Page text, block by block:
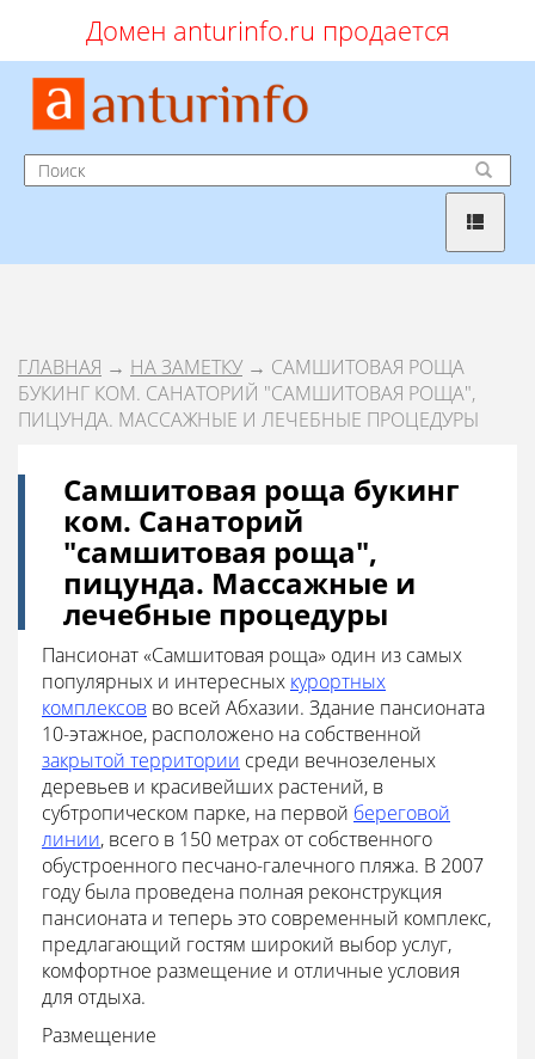
Домен anturinfo.ru продается
ГЛАВНАЯ → НА ЗАМЕТКУ → САМШИТОВАЯ РОЩА
БУКИНГ КОМ. САНАТОРИЙ "САМШИТОВАЯ РОЩА",
ПИЦУНДА. МАССАЖНЫЕ И ЛЕЧЕБНЫЕ ПРОЦЕДУРЫ
Самшитовая роща букинг
ком. Санаторий
"самшитовая роща",
пицунда. Массажные и
лечебные процедуры
Пансионат «Самшитовая роща» один из самых
популярных и интересных курортных
комплексов во всей Абхазии. Здание пансионата
10-этажное, расположено на собственной
закрытой территории среди вечнозеленых
деревьев и красивейших растений, в
субтропическом парке, на первой береговой
линии, всего в 150 метрах от собственного
обустроенного песчано-галечного пляжа. В 2007
году была проведена полная реконструкция
пансионата и теперь это современный комплекс,
предлагающий гостям широкий выбор услуг,
комфортное размещение и отличные условия
для отдыха.
Размещение